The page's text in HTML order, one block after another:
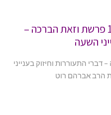
ושכנתי בתוכם – גליון מס' 1 פרשת וזאת הברכה –
השעה
התעוררות וחיזוק בענייני